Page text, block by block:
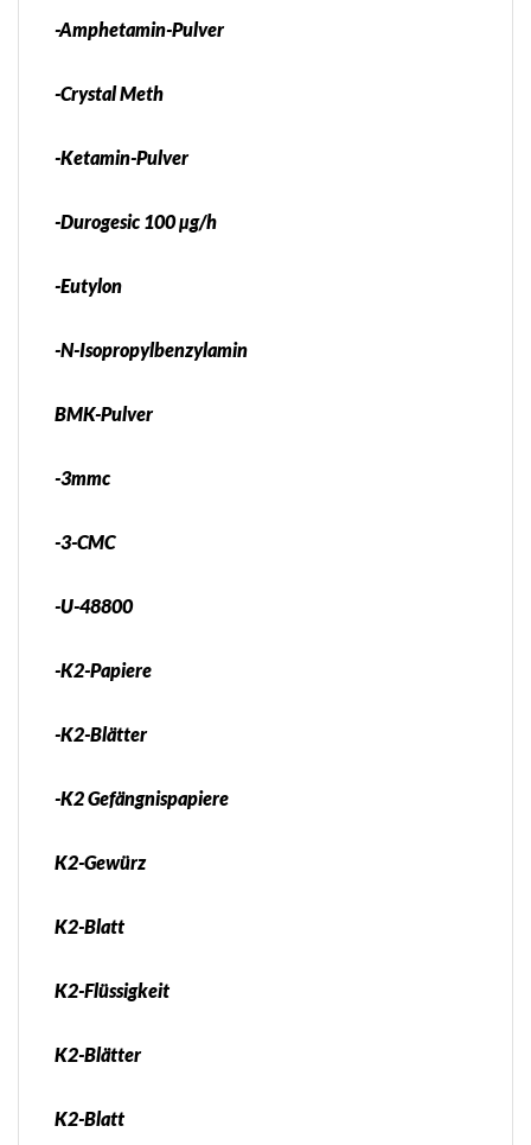
-Amphetamin-Pulver
-Crystal Meth
-Ketamin-Pulver
-Durogesic 100 µg/h
-Eutylon
-N-Isopropylbenzylamin
BMK-Pulver
-3mmc
-3-CMC
-U-48800
-K2-Papiere
-K2-Blätter
-K2 Gefängnispapiere
K2-Gewürz
K2-Blatt
K2-Flüssigkeit
K2-Blätter
K2-Blatt